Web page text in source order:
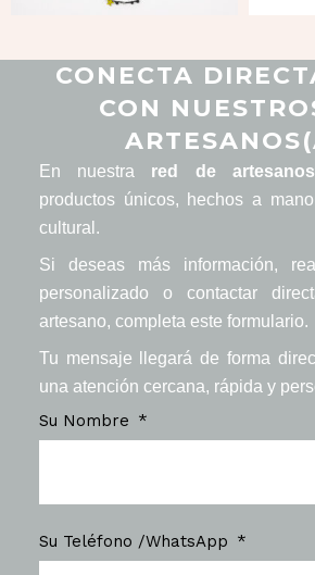
CONECTA
CON
En nuestra red de
productos únicos, hechos a
cultural.
Si deseas más información,
personalizado o contactar
artesano, completa este formulario.
Tu mensaje llegará de forma
una atención cercana, rápida y
Su Nombre
Su Teléfono /WhatsApp